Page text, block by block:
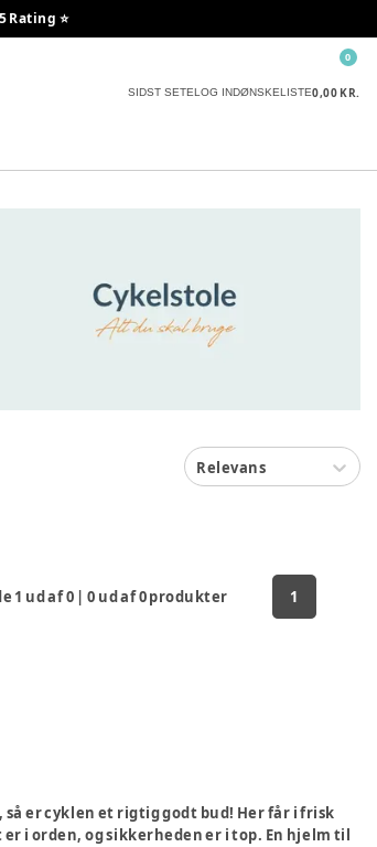
Rating ⭐️
SIDST SETELOG INDØNSKELISTE0,00 KR.
0
Relevans
1 ud af0 |0 ud af0produkter 1
er cyklen et rigtig godt bud! Her får i frisk
i orden, og sikkerheden er i top. En hjelm til